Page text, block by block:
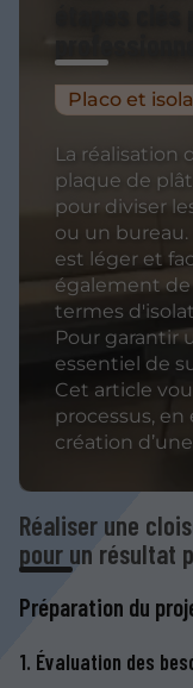
Placo et
La réalisation
plaque de
pour diviser
ou un
est léger et
également
termes
Pour garantir
essentiel de
Cet article
processus,
création
Réaliser une
pour un résultat
Préparation du
1. Évaluation des